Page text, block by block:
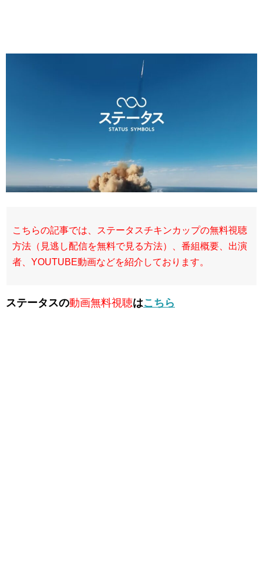
こちらの記事では、ステータスチキンカップの無料視聴
方法（見逃し配信を無料で見る方法）、番組概要、出演
者、YOUTUBE動画などを紹介しております。
ステータスの動画無料視聴はこちら